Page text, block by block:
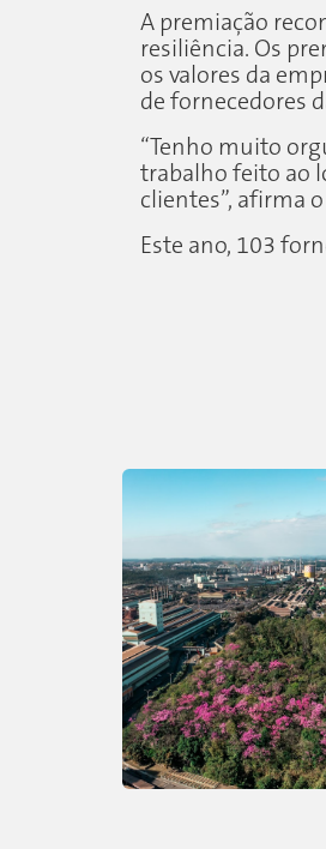
A premiação
resiliência. Os
os valores da
de fornecedores
“Tenho muito
trabalho feito ao
clientes”, afirma
Este ano, 103